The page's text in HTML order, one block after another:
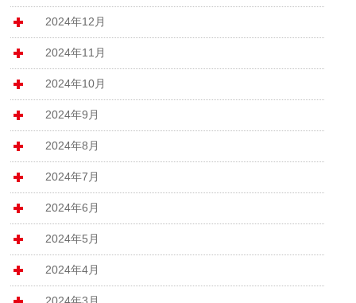
2024年12月
2024年11月
2024年10月
2024年9月
2024年8月
2024年7月
2024年6月
2024年5月
2024年4月
2024年3月